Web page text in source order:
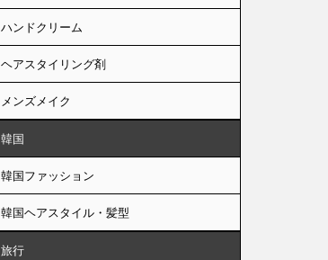
ハンドクリーム
ヘアスタイリング剤
メンズメイク
韓国
韓国ファッション
韓国ヘアスタイル・髪型
旅行